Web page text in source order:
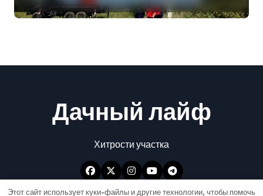
Дачный лайф
Хитрости участка
Этот сайт использует куки-файлы и другие технологии, чтобы помочь